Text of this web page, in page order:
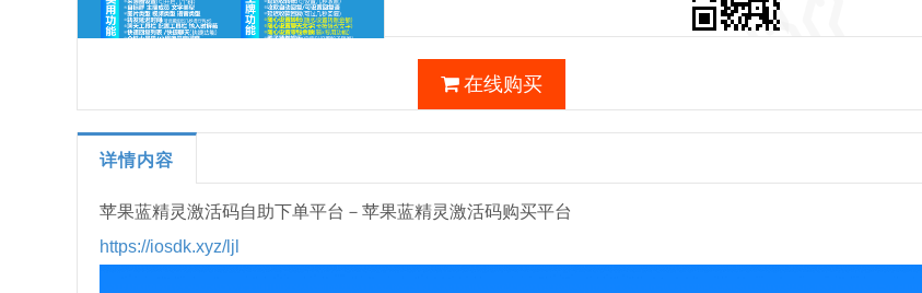
在线购买
详情内容
苹果蓝精灵激活码自助下单平台－苹果蓝精灵激活码购买平台
https://iosdk.xyz/ljl